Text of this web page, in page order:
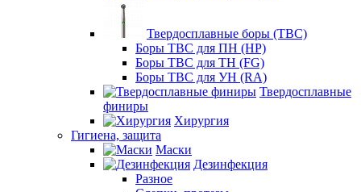
Твердосплавные боры (ТВС)
Боры ТВС для ПН (HP)
Боры ТВС для ТН (FG)
Боры ТВС для УН (RA)
Твердосплавные
финиры
Хирургия
Гигиена, защита
Маски
Дезинфекция
Разное